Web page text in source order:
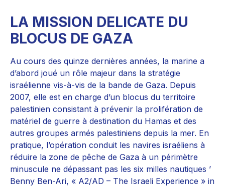
LA MISSION DELICATE DU
BLOCUS DE GAZA
Au cours des quinze dernières années, la marine a
d’abord joué un rôle majeur dans la stratégie
israélienne vis-à-vis de la bande de Gaza. Depuis
2007, elle est en charge d’un blocus du territoire
palestinien consistant à prévenir la prolifération de
matériel de guerre à destination du Hamas et des
autres groupes armés palestiniens depuis la mer. En
pratique, l’opération conduit les navires israéliens à
réduire la zone de pêche de Gaza à un périmètre
minuscule ne dépassant pas les six milles nautiques ’
Benny Ben-Ari, « A2/AD – The Israeli Experience » in